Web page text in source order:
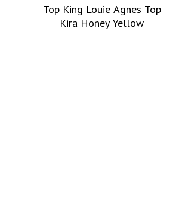
Top King Louie Agnes Top
Kira Honey Yellow